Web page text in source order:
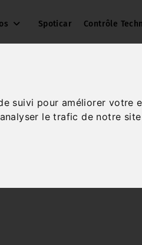
suivi pour améliorer votre
le trafic de notre
Spoticar Contrôle